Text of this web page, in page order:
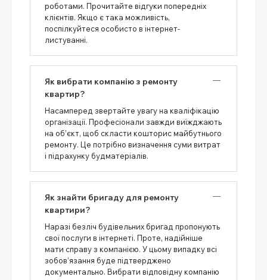
роботами. Прочитайте відгуки попередніх
клієнтів. Якщо є така можливість,
поспілкуйтеся особисто в інтернет-
листуванні.
Як вибрати компанію з ремонту
квартир?
Насамперед звертайте увагу на кваліфікацію
організації. Професіонали завжди виїжджають
на об’єкт, щоб скласти кошторис майбутнього
ремонту. Це потрібно визначення суми витрат
і підрахунку будматеріалів.
Як знайти бригаду для ремонту
квартири?
Наразі безліч будівельних бригад пропонують
свої послуги в інтернеті. Проте, надійніше
мати справу з компанією. У цьому випадку всі
зобов’язання буде підтверджено
документально. Вибрати відповідну компанію